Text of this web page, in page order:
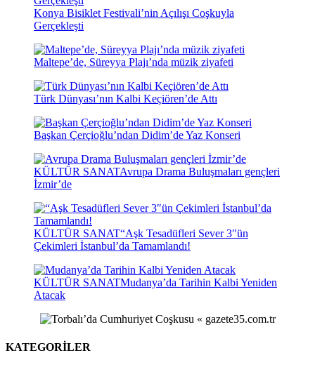
Konya Bisiklet Festivali’nin Açılışı Coşkuyla
Gerçekleşti
Maltepe’de, Süreyya Plajı’nda müzik ziyafeti
Türk Dünyası’nın Kalbi Keçiören’de Attı
Başkan Çerçioğlu’ndan Didim’de Yaz Konseri
KÜLTÜR SANATAvrupa Drama Buluşmaları gençleri
İzmir’de
KÜLTÜR SANAT“Aşk Tesadüfleri Sever 3″ün
Çekimleri İstanbul’da Tamamlandı!
KÜLTÜR SANATMudanya’da Tarihin Kalbi Yeniden
Atacak
KATEGORİLER